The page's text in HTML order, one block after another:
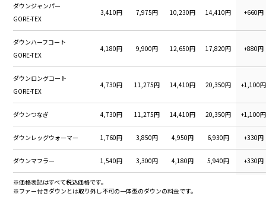
ダウンジャンパー
GORE-TEX
3,410円 7,975円 10,230円 14,410円 +660円
ダウンハーフコート
GORE-TEX
4,180円 9,900円 12,650円 17,820円 +880円
ダウンロングコート
GORE-TEX
4,730円 11,275円 14,410円 20,350円 +1,100円
ダウンつなぎ 4,730円 11,275円 14,410円 20,350円 +1,100円
ダウンレッグウォーマー 1,760円 3,850円 4,950円 6,930円 +330円
ダウンマフラー 1,540円 3,300円 4,180円 5,940円 +330円
合皮ダウンジャンパー 3,960円
※価格表記はすべて税込価格です。
※ファー付きダウンとは取り外し不可の一体型のダウンの料金です。